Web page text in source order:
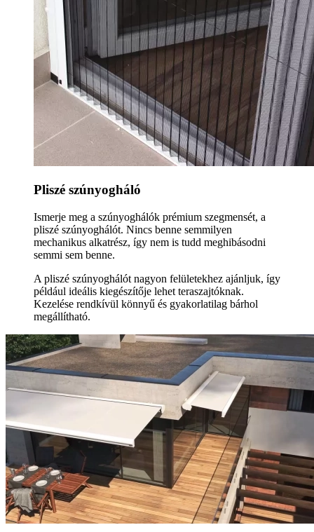
Pliszé szúnyogháló
Ismerje meg a szúnyoghálók prémium szegmensét, a
pliszé szúnyoghálót. Nincs benne semmilyen
mechanikus alkatrész, így nem is tudd meghibásodni
semmi sem benne.
A pliszé szúnyoghálót nagyon felületekhez ajánljuk, így
például ideális kiegészítője lehet teraszajtóknak.
Kezelése rendkívül könnyű és gyakorlatilag bárhol
megállítható.